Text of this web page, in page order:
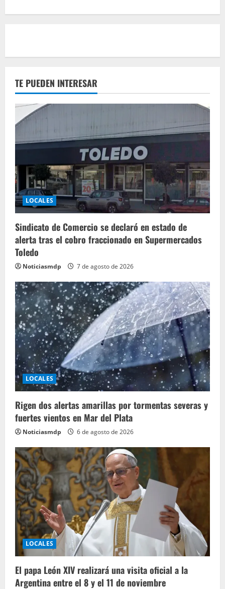
TE PUEDEN INTERESAR
LOCALES
Sindicato de Comercio se declaró en estado de
alerta tras el cobro fraccionado en Supermercados
Toledo
Noticiasmdp 7 de agosto de 2026
LOCALES
Rigen dos alertas amarillas por tormentas severas y
fuertes vientos en Mar del Plata
Noticiasmdp 6 de agosto de 2026
LOCALES
El papa León XIV realizará una visita oficial a la
Argentina entre el 8 y el 11 de noviembre